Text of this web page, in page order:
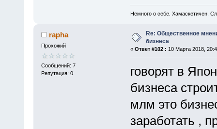
Немного о себе. Хамаскетичен.
rapha
Прохожий
Сообщений: 7
Репутация: 0
Re: Общественное
бизнеса
« Ответ #102 : 10 Марта 2018,
говорят в
бизнеса
млм это
заработать ,